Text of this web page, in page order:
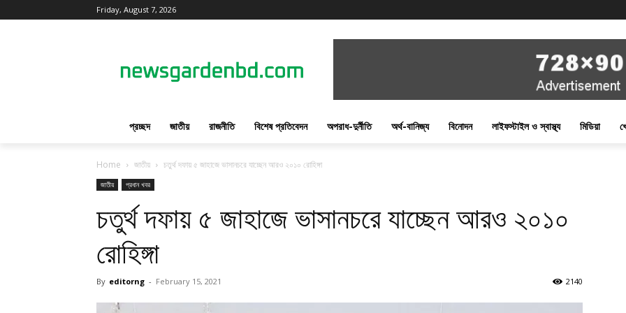
Friday, August 7, 2026
প্রচ্ছদ জাতীয় রাজনীতি বিশেষ প্রতিবেদন অপরাধ-দুর্নীতি অর্থ-বানিজ্য বিনোদন লাইফস্টাইল ও স্বাস্থ্য মিডিয়া
Home জাতীয় চতুর্থ দফায় ৫ জাহাজে ভাসানচরে যাচ্ছেন আরও ২০১০ রোহিঙ্গা
জাতীয় প্রধান খবর
চতুর্থ দফায় ৫ জাহাজে ভাসানচরে যাচ্ছেন আরও ২০১০
রোহিঙ্গা
By editorng - February 15, 2021 2140